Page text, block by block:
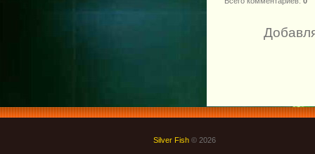
Silver Fish © 2026